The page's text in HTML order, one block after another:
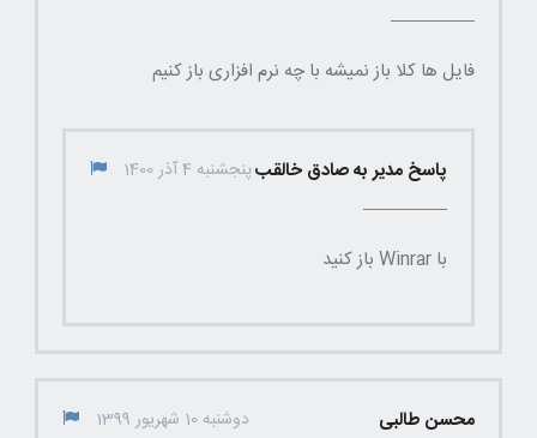
فایل ها کلا باز نمیشه با چه نرم افزاری باز کنیم
پاسخ مدیر به صادق خالقبپنجشنبه 4 آذر 1400
با Winrar باز کنید
محسن طالبی دوشنبه 10 شهریور 1399